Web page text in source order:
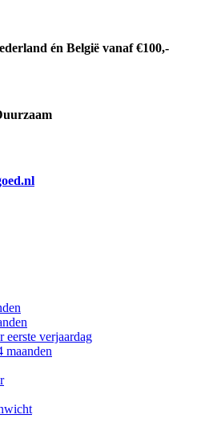
én België vanaf €100,-
eerste verjaardag
maanden